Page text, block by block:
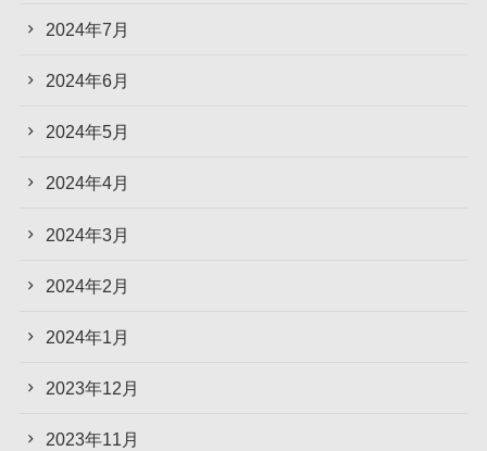
2024年7月
2024年6月
2024年5月
2024年4月
2024年3月
2024年2月
2024年1月
2023年12月
2023年11月